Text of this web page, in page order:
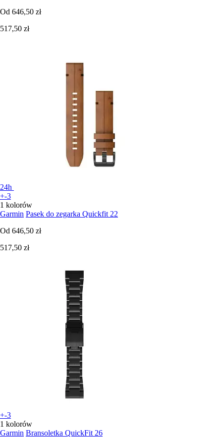
Od 646,50 zł
517,50 zł
24h
+-3
1 kolorów
Garmin Pasek do zegarka Quickfit 22
Od 646,50 zł
517,50 zł
+-3
1 kolorów
Garmin Bransoletka QuickFit 26